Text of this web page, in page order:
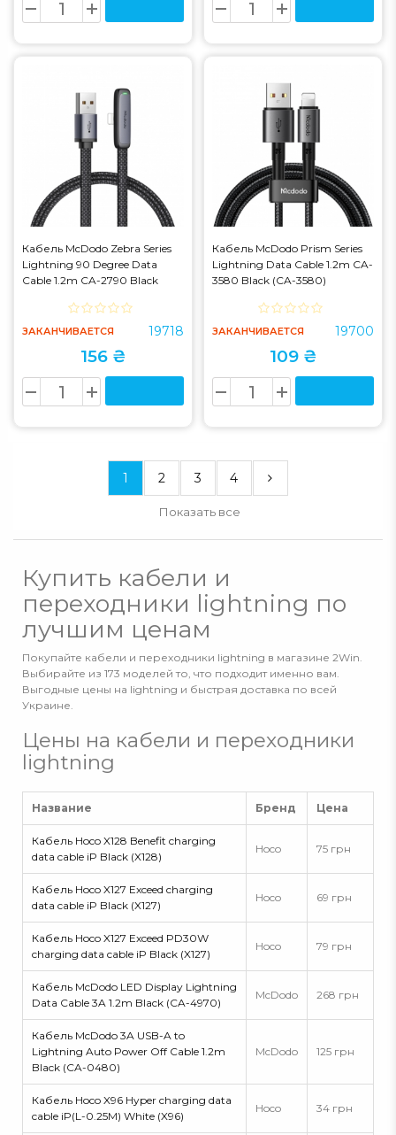
Кабель McDodo Zebra Series
Lightning 90 Degree Data
Cable 1.2m CA-2790 Black
ЗАКАНЧИВАЕТСЯ 19718
156 ₴
Кабель McDodo Prism Series
Lightning Data Cable 1.2m CA-
3580 Black (CA-3580)
ЗАКАНЧИВАЕТСЯ 19700
109 ₴
Показать все
1 2 3 4
Купить кабели и
переходники lightning по
лучшим ценам
Покупайте кабели и переходники lightning в магазине 2Win.
Выбирайте из 173 моделей то, что подходит именно вам.
Выгодные цены на lightning и быстрая доставка по всей
Украине.
Цены на кабели и переходники
lightning
Название Бренд Цена
Кабель Hoco X128 Benefit charging
data cable iP Black (X128)
Hoco 75 грн
Кабель Hoco X127 Exceed charging
data cable iP Black (X127)
Hoco 69 грн
Кабель Hoco X127 Exceed PD30W
charging data cable iP Black (X127)
Hoco 79 грн
Кабель McDodo LED Display Lightning
Data Cable 3A 1.2m Black (CA-4970)
McDodo 268 грн
Кабель McDodo 3A USB-A to
Lightning Auto Power Off Cable 1.2m
Black (CA-0480)
McDodo 125 грн
Кабель Hoco X96 Hyper charging data
cable iP(L-0.25M) White (X96)
Hoco 34 грн